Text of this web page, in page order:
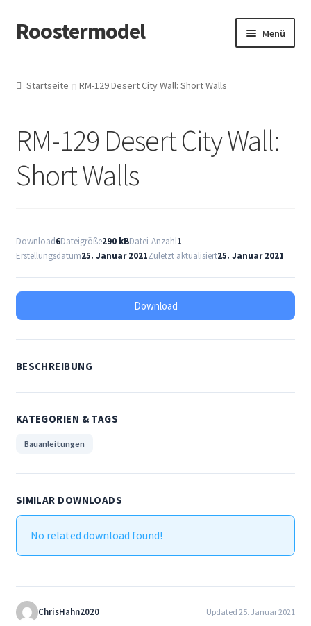
Zur
Navigation
Zum
Inhalt
Roostermodel Menü
Allgemeine Geschäftsbedingungen
Cart
Datenschutzerklärung
Datenschutzerklärung
Downloads
Impressum
My account
Richtlinie für Rückerstattungen und Rückgaben
Versandarten
Startseite RM-129 Desert City Wall: Short Walls
RM-129 Desert City Wall:
Short Walls
Download6Dateigröße290 kBDatei-Anzahl1
Erstellungsdatum25. Januar 2021Zuletzt aktualisiert25. Januar 2021
Download
BESCHREIBUNG
KATEGORIEN & TAGS
Bauanleitungen
SIMILAR DOWNLOADS
No related download found!
ChrisHahn2020 Updated 25. Januar 2021